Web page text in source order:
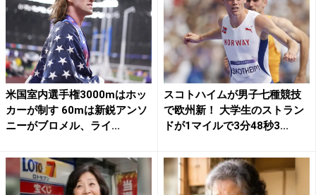
米国室内選手権3000mはホッ
カーが制す 60mは新鋭アンソ
ニーがブロメル、ライ...
スコトハイムが男子七種競技
で欧州新！ 大学生のストラン
ドが1マイルで3分48秒3...